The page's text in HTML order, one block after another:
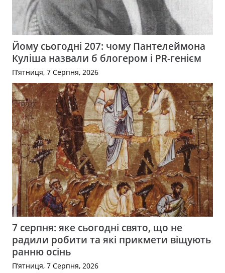
Йому сьогодні 207: чому Пантелеймона
Куліша назвали б блогером і PR-генієм
П’ятниця, 7 Серпня, 2026
7 серпня: яке сьогодні свято, що не
радили робити та які прикмети віщують
ранню осінь
П’ятниця, 7 Серпня, 2026